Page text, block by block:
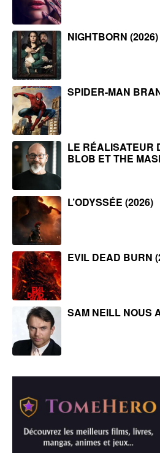
NIGHTBORN (2026)
SPIDER-MAN
LE RÉALISATEUR
BLOB ET THE
L’ODYSSÉE (2026)
EVIL DEAD BURN
SAM NEILL NOUS